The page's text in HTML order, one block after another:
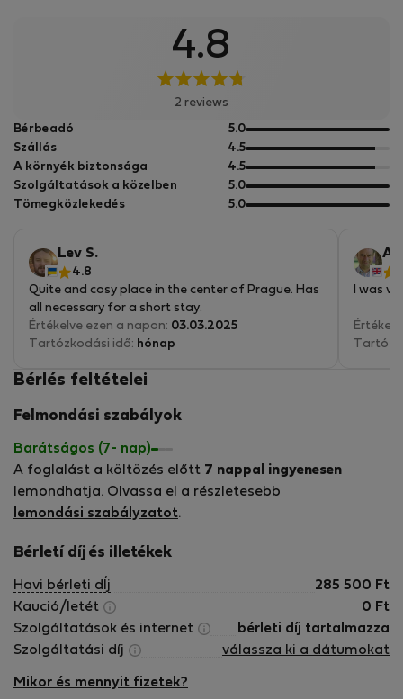
4.8
2 reviews
Bérbeadó 5.05
pontból
Szállás 4.55
pontból
A környék biztonsága 4.55
pontból
Szolgáltatások a közelben 5.05
pontból
Tömegközlekedés 5.05
Lev S.
4.8
Quite and cosy place in the center of Prague. Has
all necessary for a short stay.
Értékelve ezen a napon: 03.03.2025
Tartózkodási idő: hónap
I was
Bérlés feltételei
Felmondási szabályok
Barátságos (7- nap)
A foglalást a költözés előtt 7 nappal ingyenesen
lemondhatja. Olvassa el a részletesebb
lemondási szabályzatot.
Bérletí díj és illetékek
Havi bérleti dÍj 285 500 Ft
Kaució/letét
0 Ft
Szolgáltatások és internet
bérleti díj tartalmazza
Szolgáltatási díj
válassza ki a dátumokat
Mikor és mennyit fizetek?